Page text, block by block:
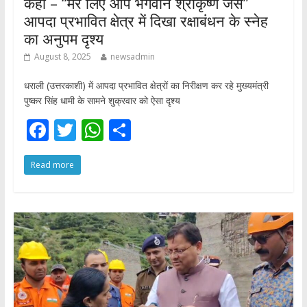
आपदा प्रभावित क्षेत्र में दिखा रक्षाबंधन के स्नेह
का अनुपम दृश्य
August 8, 2025 newsadmin
धराली (उत्तरकाशी) में आपदा प्रभावित क्षेत्रों का निरीक्षण कर रहे मुख्यमंत्री
पुष्कर सिंह धामी के सामने शुक्रवार को ऐसा दृश्य
F
ac
e
o
o
k
T
w
itt
W
A
p
p
S
Read more